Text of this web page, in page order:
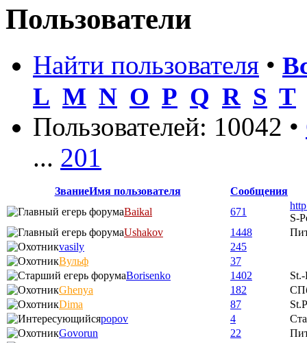
Пользователи
Найти пользователя •
L M N O P Q R S T
Пользователей: 10042 •
... 201
ЗваниеИмя пользователя
Сообщения
Baikal
671
S-
Ushakov
1448
vasily
245
Вульф
37
Borisenko
1402
Ghenya
182
Dima
87
popov
4
Govorun
22